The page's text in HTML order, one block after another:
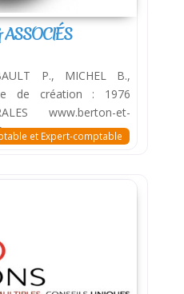
et Expert-comptable
P., MICHEL B.,
de création : 1976
www.berton-et-